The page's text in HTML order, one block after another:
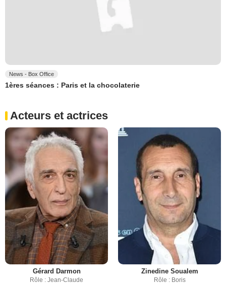
News - Box Office
1ères séances : Paris et la chocolaterie
Acteurs et actrices
Gérard Darmon
Rôle : Jean-Claude
Zinedine Soualem
Rôle : Boris